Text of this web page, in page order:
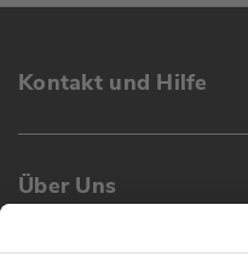
Kontakt und Hilfe
Über Uns